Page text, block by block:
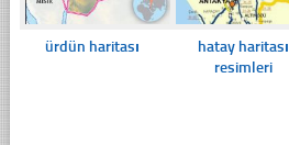
ürdün haritası
hatay haritası
resimleri